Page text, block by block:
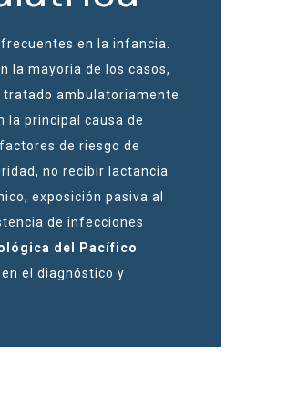
en la infancia.
la mayoria de los casos,
tratado ambulatoriamente
la principal causa de
de riesgo de
no recibir lactancia
exposición pasiva al
de infecciones
del Pacífico
el diagnóstico y